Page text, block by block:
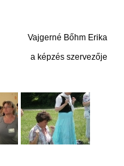
Vajgerné Bőhm Erika
a képzés szervezője